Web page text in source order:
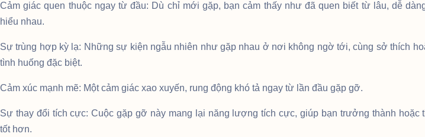
Cảm giác quen thuộc ngay từ đầu: Dù chỉ mới gặp, bạn cảm thấy như đã quen biết từ lâu, dễ
hiểu nhau.
Sự trùng hợp kỳ lạ: Những sự kiện ngẫu nhiên như gặp nhau ở nơi không ngờ tới, cùng sở thích
tình huống đặc biệt.
Cảm xúc mạnh mẽ: Một cảm giác xao xuyến, rung động khó tả ngay từ lần đầu gặp gỡ.
Sự thay đổi tích cực: Cuộc gặp gỡ này mang lại năng lượng tích cực, giúp bạn trưởng thành hoặc
tốt hơn.